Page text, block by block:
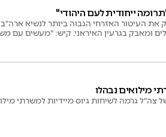
ייחודית לעם היהודי"
את העיטור האזרחי הגבוה ביותר לנשיא
ומאבק בגרעין האיראני. קיש: "מעשים עם
מילואים נבהלו
צה"ל גרמה לשיחות גיוס מיידיות למשרתי